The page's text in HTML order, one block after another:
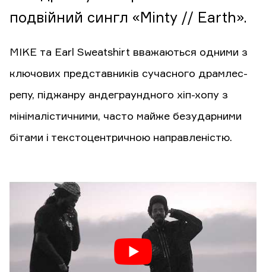
подвійний сингл «Minty // Earth».
MIKE та Earl Sweatshirt вважаються одними з
ключових представників сучасного драмлес-
репу, піджанру андеграундного хіп-хопу з
мінімалістичними, часто майже безударними
бітами і текстоцентричною направленістю.